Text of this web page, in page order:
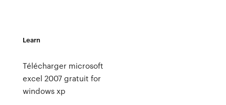
Learn
Télécharger microsoft
excel 2007 gratuit for
windows xp